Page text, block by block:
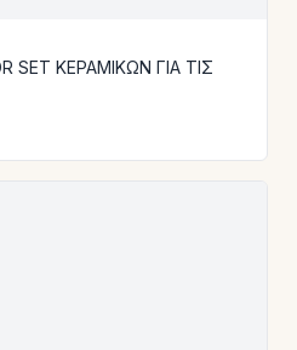
SET ΚΕΡΑΜΙΚΩΝ ΓΙΑ ΤΙΣ